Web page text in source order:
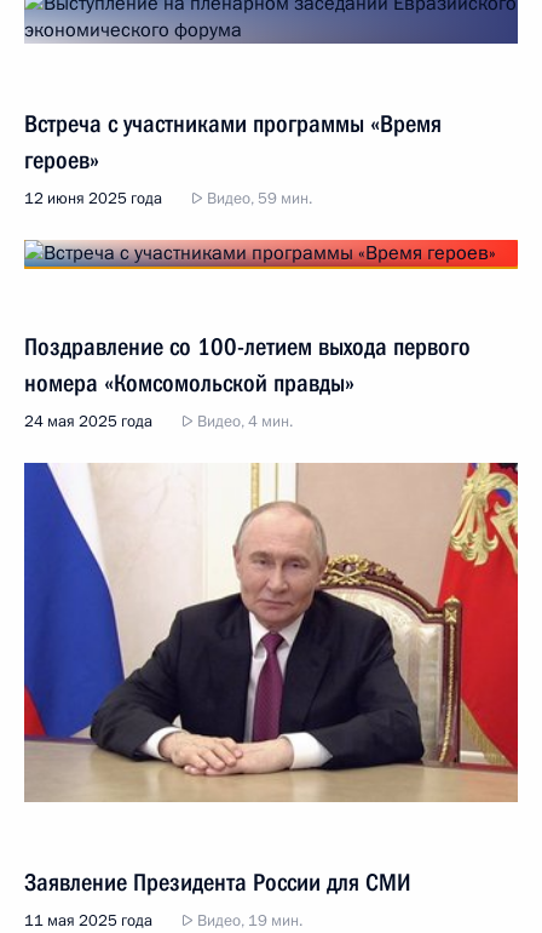
Встреча с участниками программы «Время
героев»
12 июня 2025 года Видео, 59 мин.
Поздравление со 100-летием выхода первого
номера «Комсомольской правды»
24 мая 2025 года Видео, 4 мин.
Заявление Президента России для СМИ
11 мая 2025 года Видео, 19 мин.